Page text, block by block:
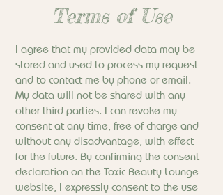
Terms of Use
I agree that my provided data may be
stored and used to process my request
and to contact me by phone or email.
My data will not be shared with any
other third parties. I can revoke my
consent at any time, free of charge and
without any disadvantage, with effect
for the future. By confirming the consent
declaration on the Toxic Beauty Lounge
website, I expressly consent to the use